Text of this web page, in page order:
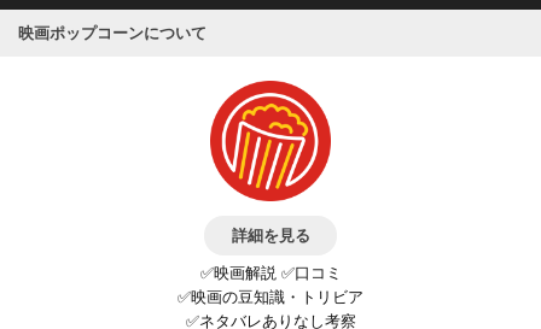
映画ポップコーンについて
詳細を見る
✅映画解説 ✅口コミ
✅映画の豆知識・トリビア
✅ネタバレありなし考察